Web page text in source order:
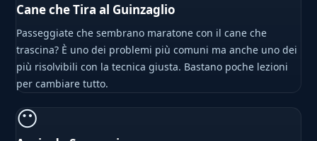
Cane che Tira al Guinzaglio
Passeggiate che sembrano maratone con il cane che
trascina? È uno dei problemi più comuni ma anche uno dei
più risolvibili con la tecnica giusta. Bastano poche lezioni
per cambiare tutto.
😶